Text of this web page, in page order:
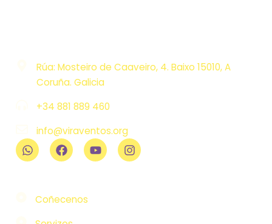
Rúa: Mosteiro de Caaveiro, 4. Baixo 15010, A
Coruña. Galicia
+34 881 889 460
info@viraventos.org
Coñecenos